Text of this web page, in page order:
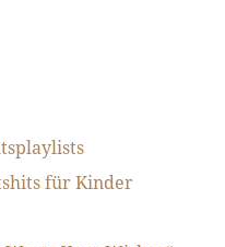
für Kinder